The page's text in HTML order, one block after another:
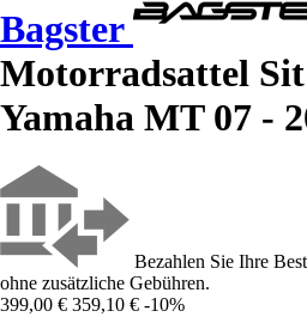
Bagster
Motorradsattel
Yamaha MT 07 -
Bezahlen Sie Ihre
ohne zusätzliche Gebühren.
399,00 € 359,10 € -10%